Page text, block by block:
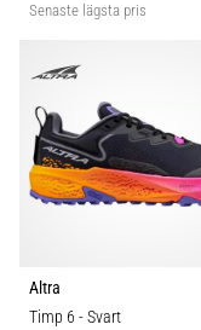
Senaste lägsta pris
Altra
Timp 6 - Svart